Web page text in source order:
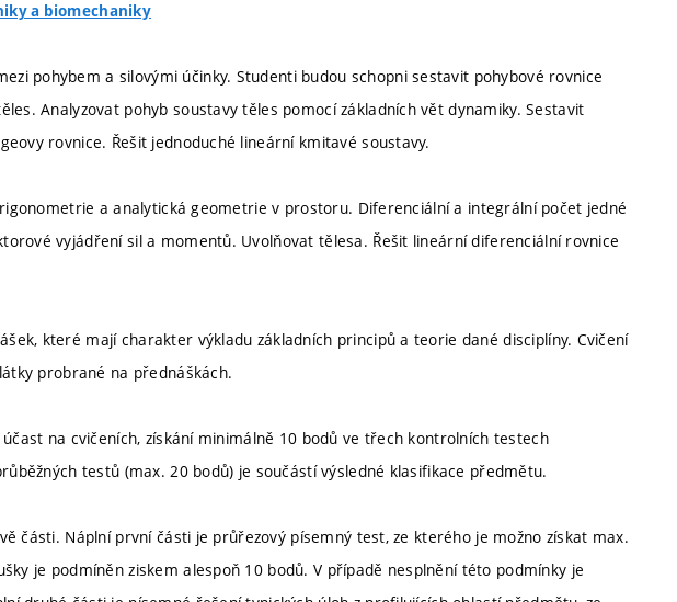
a biomechaniky
pohybem a silovými účinky. Studenti budou schopni sestavit pohybové rovnice
Analyzovat pohyb soustavy těles pomocí základních vět dynamiky. Sestavit
rovnice. Řešit jednoduché lineární kmitavé soustavy.
a analytická geometrie v prostoru. Diferenciální a integrální počet jedné
vyjádření sil a momentů. Uvolňovat tělesa. Řešit lineární diferenciální rovnice
které mají charakter výkladu základních principů a teorie dané disciplíny. Cvičení
probrané na přednáškách.
na cvičeních, získání minimálně 10 bodů ve třech kontrolních testech
testů (max. 20 bodů) je součástí výsledné klasifikace předmětu.
části. Náplní první části je průřezový písemný test, ze kterého je možno získat max.
je podmíněn ziskem alespoň 10 bodů. V případě nesplnění této podmínky je